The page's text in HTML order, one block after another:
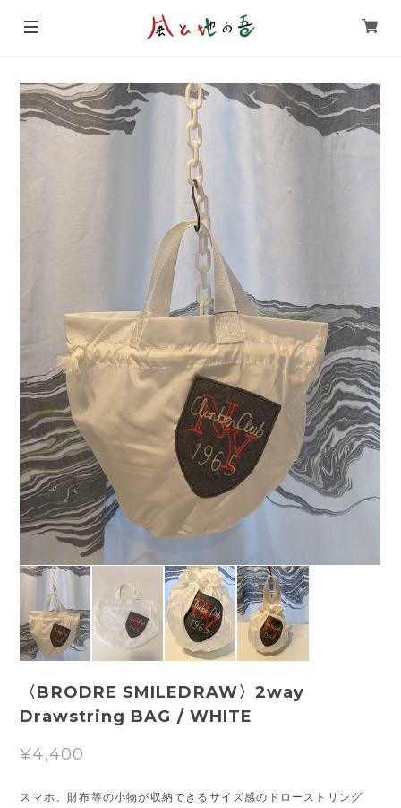
〈BRODRE SMILEDRAW〉2way
Drawstring BAG / WHITE
¥4,400
スマホ、財布等の小物が収納できるサイズ感のドローストリング